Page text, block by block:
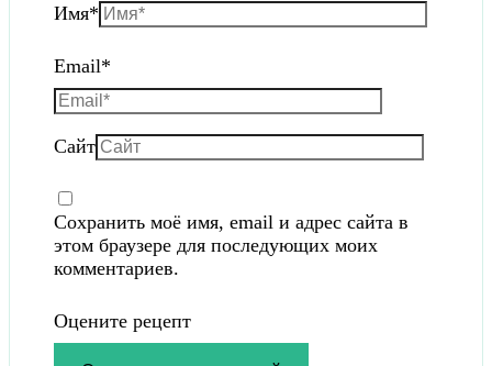
Имя*
Email*
Сайт
Сохранить моё имя, email и адрес сайта в
этом браузере для последующих моих
комментариев.
Оцените рецепт